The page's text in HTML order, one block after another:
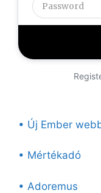
• Új Ember
• Mértékadó
• Adoremus